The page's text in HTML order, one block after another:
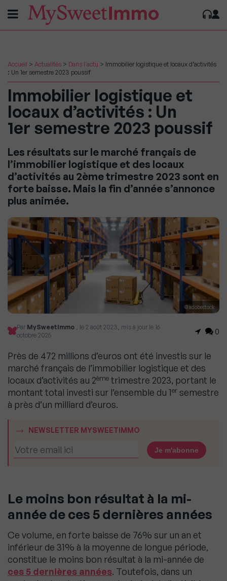
Accueil > Actualités > Dans l'actu > Immobilier logistique et locaux d’activités
: Un 1er semestre 2023 poussif
Immobilier logistique et
locaux d’activités : Un
1er semestre 2023 poussif
Les résultats sur le marché français de
l’immobilier logistique et des locaux
d’activités au 2ème trimestre 2023 sont en
forte baisse. Mais la fin d’année s’annonce
plus animée.
© adobestock
Par MySweetImmo , le 2 août 2023, mis à jour le 16
octobre 2025
0
Près de 472 millions d’euros ont été investis sur le
marché français de l’immobilier logistique et des
locaux d’activités au 2ème trimestre 2023, portant le
montant total investi sur l’ensemble du 1er semestre
à près d’un milliard d’euros.
NEWSLETTER MYSWEETIMMO
Le moins bon résultat à la mi-
année de ces 5 dernières années
Ce volume, en forte baisse de 76% sur un an et
inférieur de 31% à la moyenne de longue période,
constitue le moins bon résultat à la mi-année de
ces 5 dernières années. Toutefois, dans un